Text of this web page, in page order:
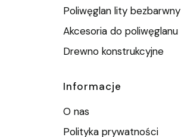
Poliwęglan lity bezbarwny
Akcesoria do poliwęglanu
Drewno konstrukcyjne
Informacje
O nas
Polityka prywatności